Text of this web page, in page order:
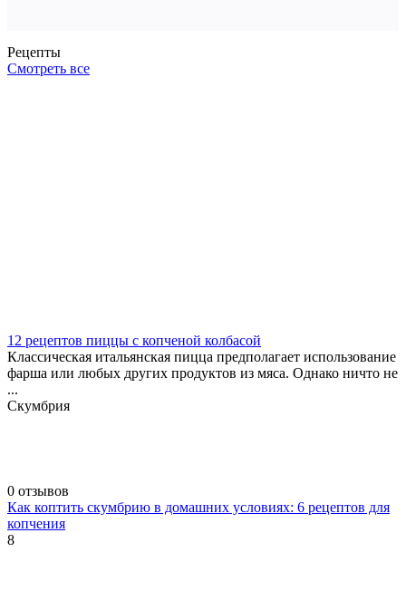
Рецепты
Смотреть все
12 рецептов пиццы с копченой колбасой
Классическая итальянская пицца предполагает использование
фарша или любых других продуктов из мяса. Однако ничто не
...
Скумбрия
0 отзывов
Как коптить скумбрию в домашних условиях: 6 рецептов для
копчения
8